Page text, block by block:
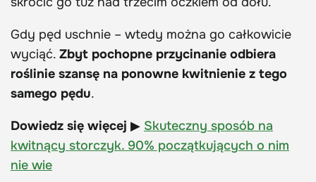
Gdy pęd uschnie – wtedy można go całkowicie
wyciąć. Zbyt pochopne przycinanie odbiera
roślinie szansę na ponowne kwitnienie z tego
samego pędu.
Dowiedz się więcej ▶ Skuteczny sposób na
kwitnący storczyk. 90% początkujących o nim
nie wie